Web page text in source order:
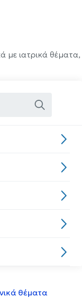
με ιατρικά θέματα,
θέματα